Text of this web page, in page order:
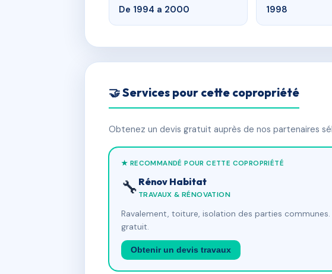
De 1994 a 2000 1998
🤝 Services pour cette copropriété
Obtenez un devis gratuit auprès de nos partenaires
★ RECOMMANDÉ POUR CETTE COPROPRIÉTÉ
🔧 Rénov Habitat
TRAVAUX & RÉNOVATION
Ravalement, toiture, isolation des parties communes.
gratuit.
Obtenir un devis travaux